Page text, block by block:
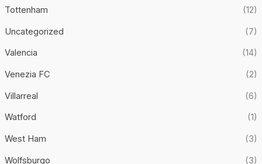
Tottenham (12)
Uncategorized (7)
Valencia (14)
Venezia FC (2)
Villarreal (6)
Watford (1)
West Ham (3)
Wolfsburgo (3)